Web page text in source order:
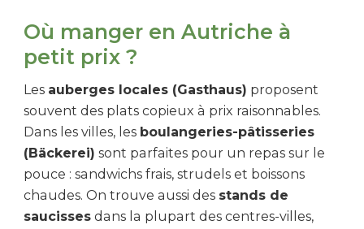
Où manger en Autriche à
petit prix ?
Les auberges locales (Gasthaus) proposent
souvent des plats copieux à prix raisonnables.
Dans les villes, les boulangeries-pâtisseries
(Bäckerei) sont parfaites pour un repas sur le
pouce : sandwichs frais, strudels et boissons
chaudes. On trouve aussi des stands de
saucisses dans la plupart des centres-villes,